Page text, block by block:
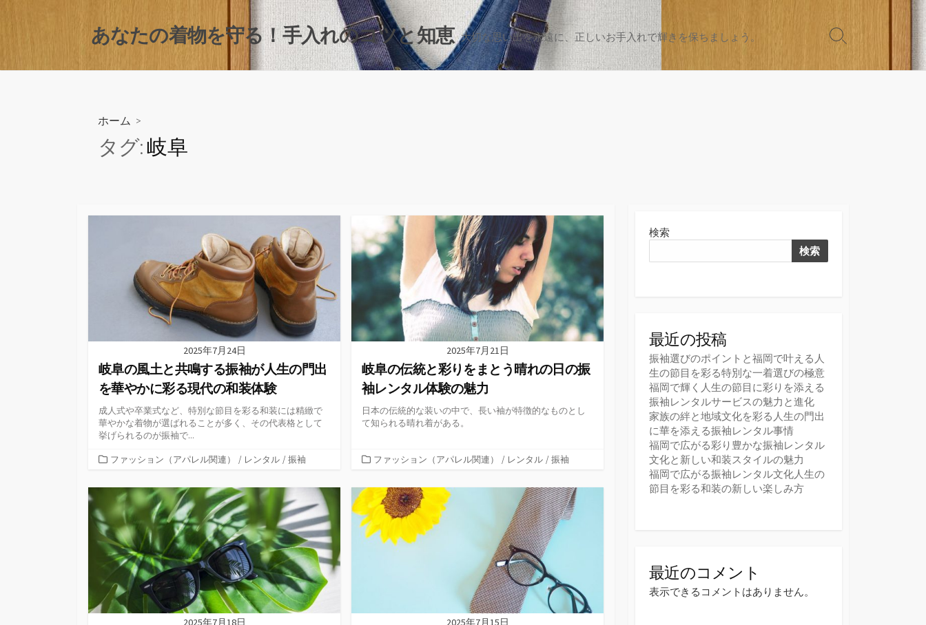
あなたの着物を守る！手入れのコツと知恵 大切な思い出を永遠に、正しいお手入れで輝きを保ちましょう。
検
索
切
ホーム >
タグ:岐阜
2025年7月24日
岐阜の風土と共鳴する振袖が人生の門出
を華やかに彩る現代の和装体験
成人式や卒業式など、特別な節目を彩る和装には精緻で
華やかな着物が選ばれることが多く、その代表格として
挙げられるのが振袖で...
カ
ゴ
リ
ー
ファッション（アパレル関連） / レンタル / 振袖
2025年7月21日
岐阜の伝統と彩りをまとう晴れの日の振
袖レンタル体験の魅力
日本の伝統的な装いの中で、長い袖が特徴的なものとし
て知られる晴れ着がある。
カ
ゴ
リ
ファッション（アパレル関連） / レンタル / 振袖
2025年7月18日 2025年7月15日
検索
検索
最近の投稿
振袖選びのポイントと福岡で叶える人
生の節目を彩る特別な一着選びの極意
福岡で輝く人生の節目に彩りを添える
振袖レンタルサービスの魅力と進化
家族の絆と地域文化を彩る人生の門出
に華を添える振袖レンタル事情
福岡で広がる彩り豊かな振袖レンタル
文化と新しい和装スタイルの魅力
福岡で広がる振袖レンタル文化人生の
節目を彩る和装の新しい楽しみ方
最近のコメント
表示できるコメントはありません。